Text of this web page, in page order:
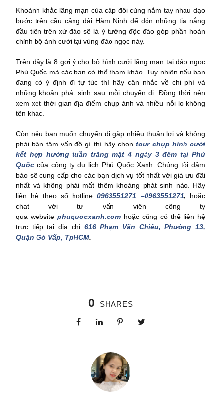
Khoảnh khắc lãng mạn của cặp đôi cùng nắm tay nhau dạo
bước trên cầu cảng dài Hàm Ninh để đón những tia nắng
đầu tiên trên xứ đảo sẽ là ý tưởng độc đáo góp phần hoàn
chỉnh bộ ảnh cưới tại vùng đảo ngọc này.
Trên đây là 8 gợi ý cho bộ hình cưới lãng mạn tại đảo ngọc
Phú Quốc mà các bạn có thể tham khảo. Tuy nhiên nếu bạn
đang có ý định đi tự túc thì hãy cân nhắc về chi phí và
những khoản phát sinh sau mỗi chuyến đi. Đồng thời nên
xem xét thời gian địa điểm chụp ảnh và nhiều nỗi lo không
tên khác.
Còn nếu bạn muốn chuyến đi gặp nhiều thuận lợi và không
phải bận tâm vấn đề gì thì hãy chọntour chụp hình cưới
kết hợp hưởng tuần trăng mật 4 ngày 3 đêm tại Phú
Quốc của công ty du lịch Phú Quốc Xanh. Chúng tôi đảm
bảo sẽ cung cấp cho các bạn dịch vụ tốt nhất với giá ưu đãi
nhất và không phải mất thêm khoảng phát sinh nào. Hãy
liên hệ theo số hotline0963551271 –0963551271, hoặc
chat với tư vấn viên công ty
qua website phuquocxanh.com hoặc cũng có thể liên hệ
trực tiếp tại địa chỉ 616 Phạm Văn Chiêu, Phường 13,
Quận Gò Vấp, TpHCM.
0 SHARES